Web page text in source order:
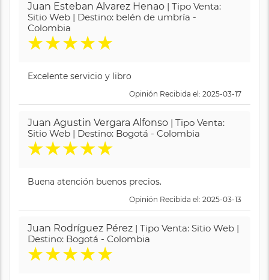
Juan Esteban Alvarez Henao | Tipo Venta:
Sitio Web | Destino: belén de umbría -
Colombia
★★★★★
Excelente servicio y libro
Opinión Recibida el: 2025-03-17
Juan Agustin Vergara Alfonso | Tipo Venta:
Sitio Web | Destino: Bogotá - Colombia
★★★★★
Buena atención buenos precios.
Opinión Recibida el: 2025-03-13
Juan Rodríguez Pérez | Tipo Venta: Sitio Web |
Destino: Bogotá - Colombia
★★★★★